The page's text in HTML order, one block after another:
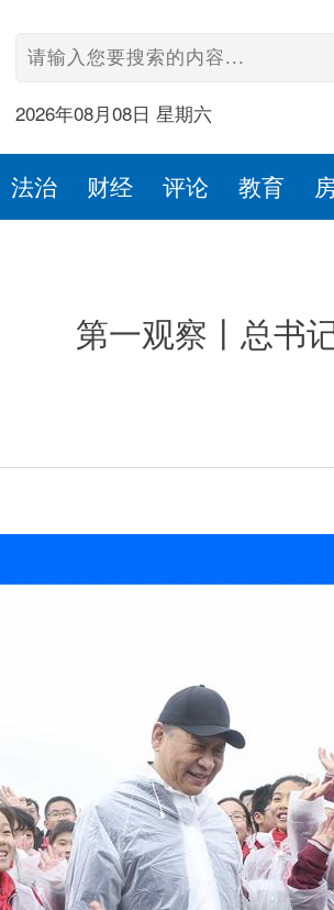
2026年08月08日 星期六
法治 财经 评论 教育
第一观察丨总书